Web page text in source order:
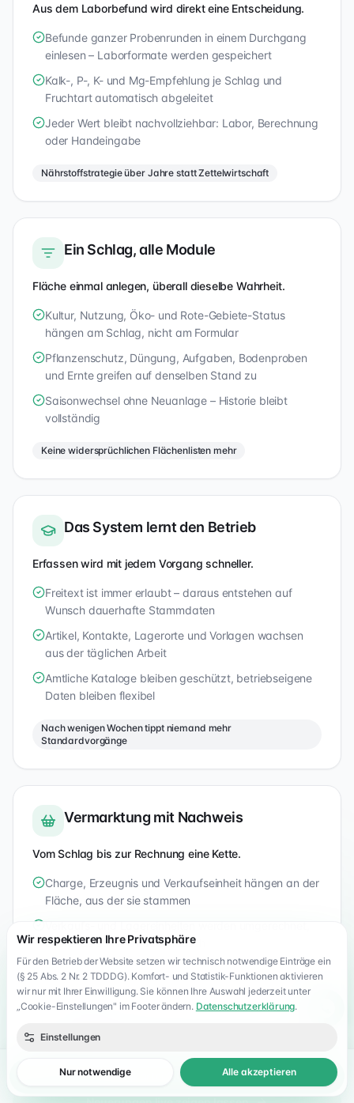
Wir respektieren Ihre Privatsphäre
Für den Betrieb der Website setzen wir technisch notwendige Einträge ein
(§ 25 Abs. 2 Nr. 2 TDDDG). Komfort- und Statistik-Funktionen aktivieren
wir nur mit Ihrer Einwilligung. Sie können Ihre Auswahl jederzeit unter
„Cookie-Einstellungen" im Footer ändern. Datenschutzerklärung.
Einstellungen
Nur notwendige Alle akzeptieren
Schlagkartei 2.0 live sehen
Aus dem Laborbefund wird direkt eine Entscheidung.
Befunde ganzer Probenrunden in einem Durchgang
einlesen – Laborformate werden gespeichert
Kalk-, P-, K- und Mg-Empfehlung je Schlag und
Fruchtart automatisch abgeleitet
Jeder Wert bleibt nachvollziehbar: Labor, Berechnung
oder Handeingabe
Nährstoffstrategie über Jahre statt Zettelwirtschaft
Ein Schlag, alle Module
Fläche einmal anlegen, überall dieselbe Wahrheit.
Kultur, Nutzung, Öko- und Rote-Gebiete-Status
hängen am Schlag, nicht am Formular
Pflanzenschutz, Düngung, Aufgaben, Bodenproben
und Ernte greifen auf denselben Stand zu
Saisonwechsel ohne Neuanlage – Historie bleibt
vollständig
Keine widersprüchlichen Flächenlisten mehr
Das System lernt den Betrieb
Erfassen wird mit jedem Vorgang schneller.
Freitext ist immer erlaubt – daraus entstehen auf
Wunsch dauerhafte Stammdaten
Artikel, Kontakte, Lagerorte und Vorlagen wachsen
aus der täglichen Arbeit
Amtliche Kataloge bleiben geschützt, betriebseigene
Daten bleiben flexibel
Nach wenigen Wochen tippt niemand mehr
Standardvorgänge
Vermarktung mit Nachweis
Vom Schlag bis zur Rechnung eine Kette.
Charge, Erzeugnis und Verkaufseinheit hängen an der
Fläche, aus der sie stammen
Bestände stimmen automatisch
Kunden-, Steuer- und LMIV-Angaben entstehen beim
Verkauf, nicht danach